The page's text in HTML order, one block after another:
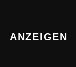
ANZEIGEN